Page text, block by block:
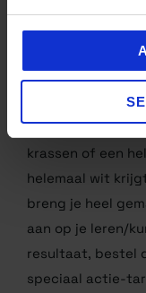
De naam zegt
voor jouw witte
cleanerset
Collonil. Een
krassen of een
helemaal wit
breng je heel
aan op je leren/
resultaat, bestel
speciaal actie-